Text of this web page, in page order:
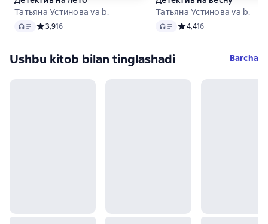
Татьяна Устинова va b.
Audio Средний рейтинг 3,9 на основе 16 оценок
3,916
Татьяна Устинова va b.
Audio Средний рейтинг 4,4 на
4,416
Ushbu kitob bilan tinglashadi Barcha